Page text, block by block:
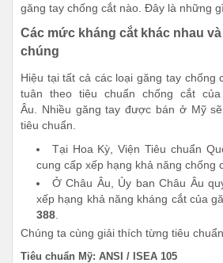
găng tay chống cắt nào. Đây là những
Các mức kháng cắt khác nhau
chúng
Hiệu tại tất cả các loại găng tay chống
tuân theo tiêu chuẩn chống cắt
Âu. Nhiều găng tay được bán ở Mỹ
tiêu chuẩn.
Tại Hoa Kỳ, Viện Tiêu chuẩn
cung cấp xếp hạng khả năng chống
Ở Châu Âu, Ủy ban Châu Âu
xếp hạng khả năng kháng cắt của
388
Chúng ta cùng giải thích từng tiêu
Tiêu chuẩn Mỹ: ANSI / ISEA 105